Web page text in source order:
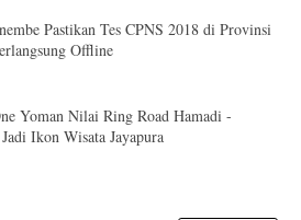
Pastikan Tes CPNS 2018 di Provinsi
Offline
Yoman Nilai Ring Road Hamadi -
Ikon Wisata Jayapura